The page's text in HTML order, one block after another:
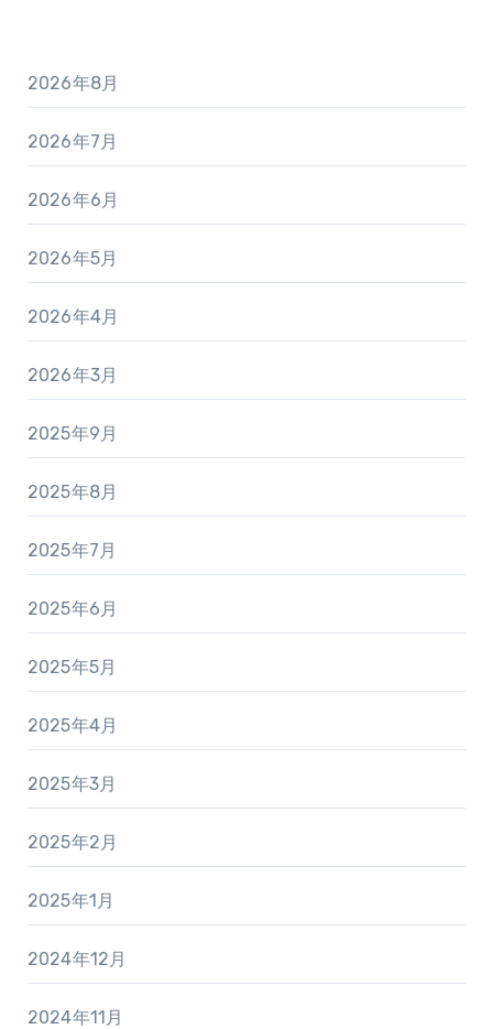
2026年8月
2026年7月
2026年6月
2026年5月
2026年4月
2026年3月
2025年9月
2025年8月
2025年7月
2025年6月
2025年5月
2025年4月
2025年3月
2025年2月
2025年1月
2024年12月
2024年11月